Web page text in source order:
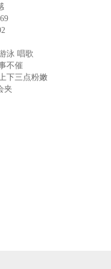
泳 唱歌
不催
下三点粉嫩
夹